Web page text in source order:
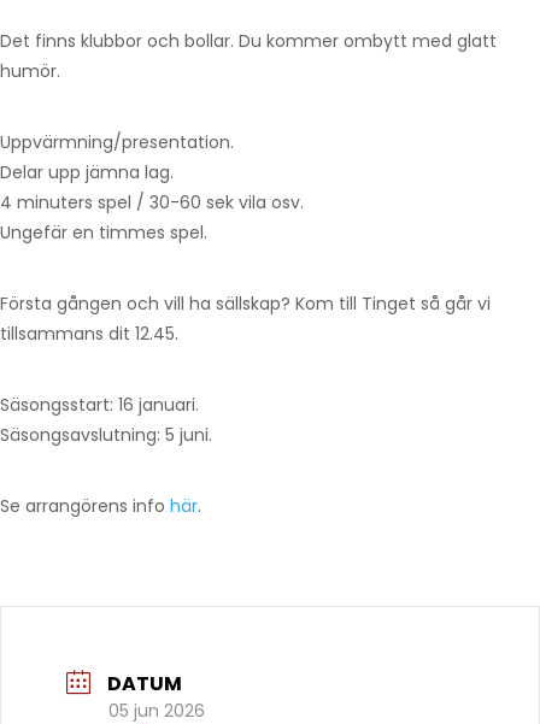
Det finns klubbor och bollar. Du kommer ombytt med glatt
humör.
Uppvärmning/presentation.
Delar upp jämna lag.
4 minuters spel / 30-60 sek vila osv.
Ungefär en timmes spel.
Första gången och vill ha sällskap? Kom till Tinget så går vi
tillsammans dit 12.45.
Säsongsstart: 16 januari.
Säsongsavslutning: 5 juni.
Se arrangörens info här.
DATUM
05 jun 2026